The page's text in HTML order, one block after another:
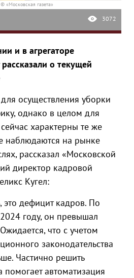
«Московская газета»
3072
и в агрегаторе
о текущей
осуществления уборки
однако в целом для
характерны те же
наблюдаются на рынке
рассказал «Московской
директор кадровой
Кугел:
дефицит кадров. По
году, он превышал
что с учетом
законодательства
Частично решить
автоматизация